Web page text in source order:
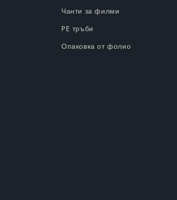
Чанти за филми
PE тръби
Опаковка от фолио